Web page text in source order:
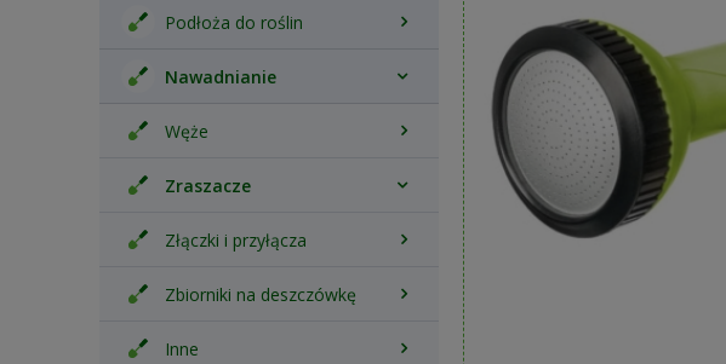
Podłoża do roślin
Nawadnianie
Węże
Zraszacze
Złączki i przyłącza
Zbiorniki na deszczówkę
Inne